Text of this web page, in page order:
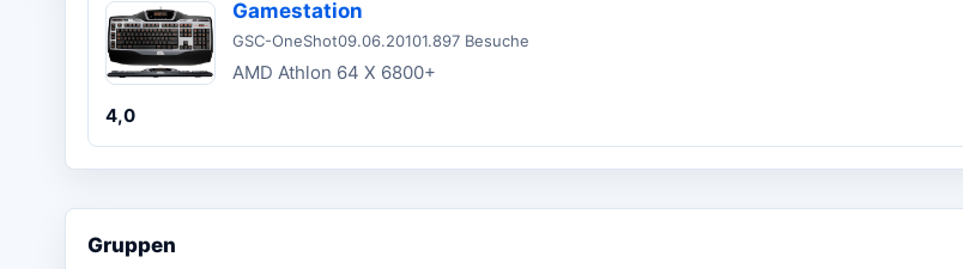
Gamestation
GSC-OneShot09.06.20101.897 Besuche
AMD Athlon 64 X 6800+
4,0
Gruppen